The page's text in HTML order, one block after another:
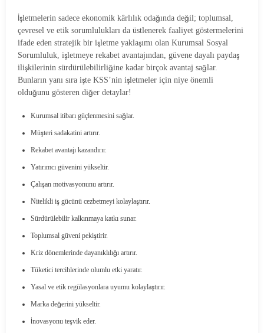
İşletmelerin sadece ekonomik kârlılık odağında değil; toplumsal,
çevresel ve etik sorumlulukları da üstlenerek faaliyet göstermelerini
ifade eden stratejik bir işletme yaklaşımı olan Kurumsal Sosyal
Sorumluluk, işletmeye rekabet avantajından, güvene dayalı paydaş
ilişkilerinin sürdürülebilirliğine kadar birçok avantaj sağlar.
Bunların yanı sıra işte KSS’nin işletmeler için niye önemli
olduğunu gösteren diğer detaylar!
Kurumsal itibarı güçlenmesini sağlar.
Müşteri sadakatini artırır.
Rekabet avantajı kazandırır.
Yatırımcı güvenini yükseltir.
Çalışan motivasyonunu artırır.
Nitelikli iş gücünü cezbetmeyi kolaylaştırır.
Sürdürülebilir kalkınmaya katkı sunar.
Toplumsal güveni pekiştirir.
Kriz dönemlerinde dayanıklılığı artırır.
Tüketici tercihlerinde olumlu etki yaratır.
Yasal ve etik regülasyonlara uyumu kolaylaştırır.
Marka değerini yükseltir.
İnovasyonu teşvik eder.